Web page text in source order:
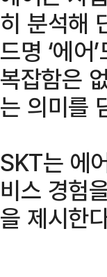
히 분석해
드명 ‘에
복잡함은
는 의미를
SKT는 에
비스 경험
을 제시한